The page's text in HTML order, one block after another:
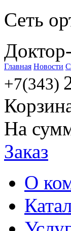
Сеть
Главная Новости
+7(343)
На
Заказ
О